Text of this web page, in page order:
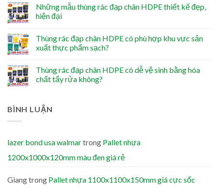
Những mẫu thùng rác đạp chân HDPE thiết kế đẹp,
hiện đại
Thùng rác đạp chân HDPE có phù hợp khu vực sản
xuất thực phẩm sạch?
Thùng rác đạp chân HDPE có dễ vệ sinh bằng hóa
chất tẩy rửa không?
BÌNH LUẬN
lazer bond usa walmartrong Pallet nhựa
1200x1000x120mm màu đen giá rẻ
Giangtrong Pallet nhựa 1100x1100x150mm giá cực sốc